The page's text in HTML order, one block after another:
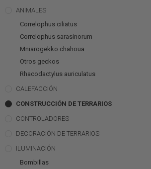
ANIMALES
Correlophus ciliatus
Correlophus sarasinorum
Mniarogekko chahoua
Otros geckos
Rhacodactylus auriculatus
CALEFACCIÓN
CONSTRUCCIÓN DE TERRARIOS
CONTROLADORES
DECORACIÓN DE TERRARIOS
ILUMINACIÓN
Bombillas